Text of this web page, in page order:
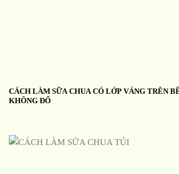
CÁCH LÀM SỮA CHUA CÓ LỚP VÁNG TRÊN
KHÔNG ĐỔ